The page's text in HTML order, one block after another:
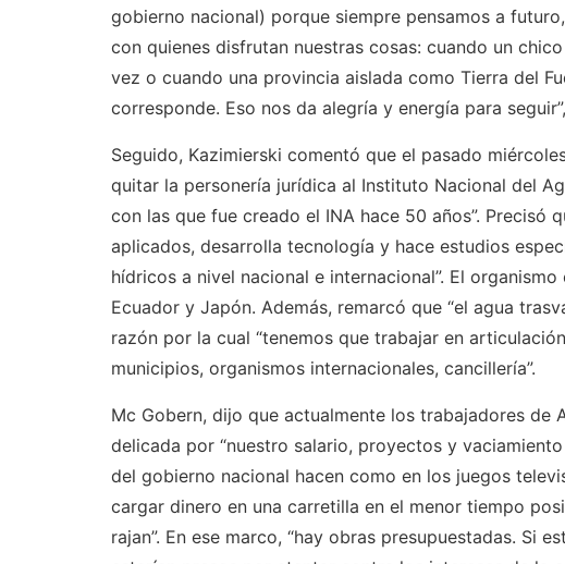
gobierno nacional) porque siempre pensamos a
con quienes disfrutan nuestras cosas: cuando un
vez o cuando una provincia aislada como Tierra del
corresponde. Eso nos da alegría y energía para
Seguido, Kazimierski comentó que el pasado
quitar la personería jurídica al Instituto Nacional del
con las que fue creado el INA hace 50 años”. Precisó
aplicados, desarrolla tecnología y hace estudios
hídricos a nivel nacional e internacional”. El
Ecuador y Japón. Además, remarcó que “el agua
razón por la cual “tenemos que trabajar en
municipios, organismos internacionales, cancillería”.
Mc Gobern, dijo que actualmente los trabajadores de
delicada por “nuestro salario, proyectos y
del gobierno nacional hacen como en los juegos
cargar dinero en una carretilla en el menor tiempo
rajan”. En ese marco, “hay obras presupuestadas. Si